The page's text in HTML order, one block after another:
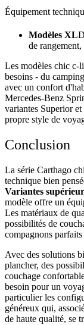
Équipement
Modèles XL
de
Les modèles chic c-
besoins - du
avec un confort
Mercedes-Benz
variantes Superior
propre style de
Conclusion
La série Carthago
technique bien
Variantes
modèle offre un
Les matériaux de
possibilités de
compagnons
Avec des solutions
plancher, des
couchage
besoin pour un
particulier les
généreux qui,
de haute qualité, se